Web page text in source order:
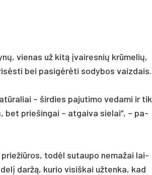
vie­nas už kitą įvai­res­nių krūme­lių,
bei pa­si­gėrėti so­dy­bos vaiz­dais.
– šir­dies pa­ju­ti­mo ve­da­mi ir tik
bet prie­šin­gai – at­gai­va sie­lai“, – pa­
todėl su­tau­po ne­ma­žai lai­
daržą, ku­rio vi­siš­kai už­ten­ka, kad